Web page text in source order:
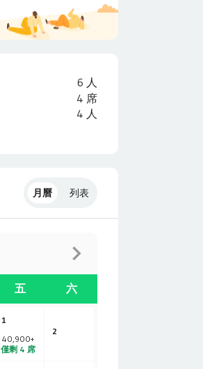
6 人
4 席
4 人
月曆 列表
五 六
1
40,900+
僅剩 4 席
2